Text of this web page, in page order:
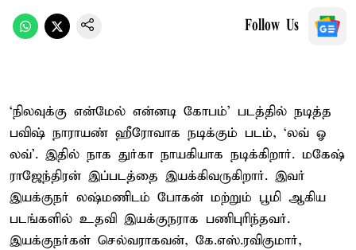
Follow Us
‘நிலவுக்கு என்மேல் என்னடி கோபம்’ படத்தில் நடித்த
பவிஷ் நாராயண் ஹீரோவாக நடிக்கும் படம், ‘லவ் ஓ
லவ்’. இதில் நாக துர்கா நாயகியாக நடிக்கிறார். மகேஷ்
ராஜேந்திரன் இப்படத்தை இயக்கிவருகிறார். இவர்
இயக்குநர் லஷ்மணிடம் போகன் மற்றும் பூமி ஆகிய
படங்களில் உதவி இயக்குநராக பணிபுரிந்தவர்.
இயக்குநர்கள் செல்வராகவன், கே.எஸ்.ரவிகுமார்,